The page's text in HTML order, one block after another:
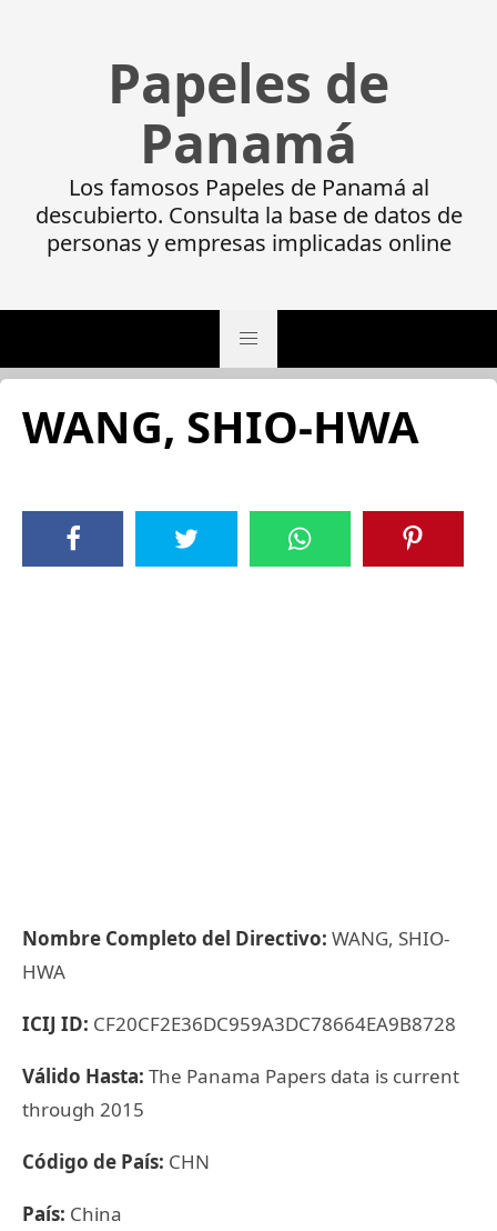
Papeles de
Panamá
Los famosos Papeles de Panamá al
descubierto. Consulta la base de datos de
personas y empresas implicadas online
WANG, SHIO-HWA
Nombre Completo del Directivo: WANG, SHIO-
HWA
ICIJ ID: CF20CF2E36DC959A3DC78664EA9B8728
Válido Hasta: The Panama Papers data is current
through 2015
Código de País: CHN
País: China